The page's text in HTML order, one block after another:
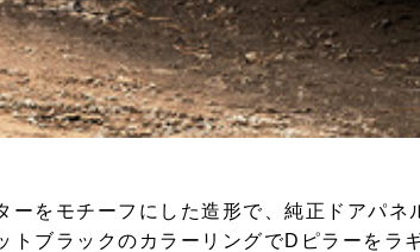
ーをモチーフにした造形で、純正ドアパ
トブラックのカラーリングでDピラーをラ